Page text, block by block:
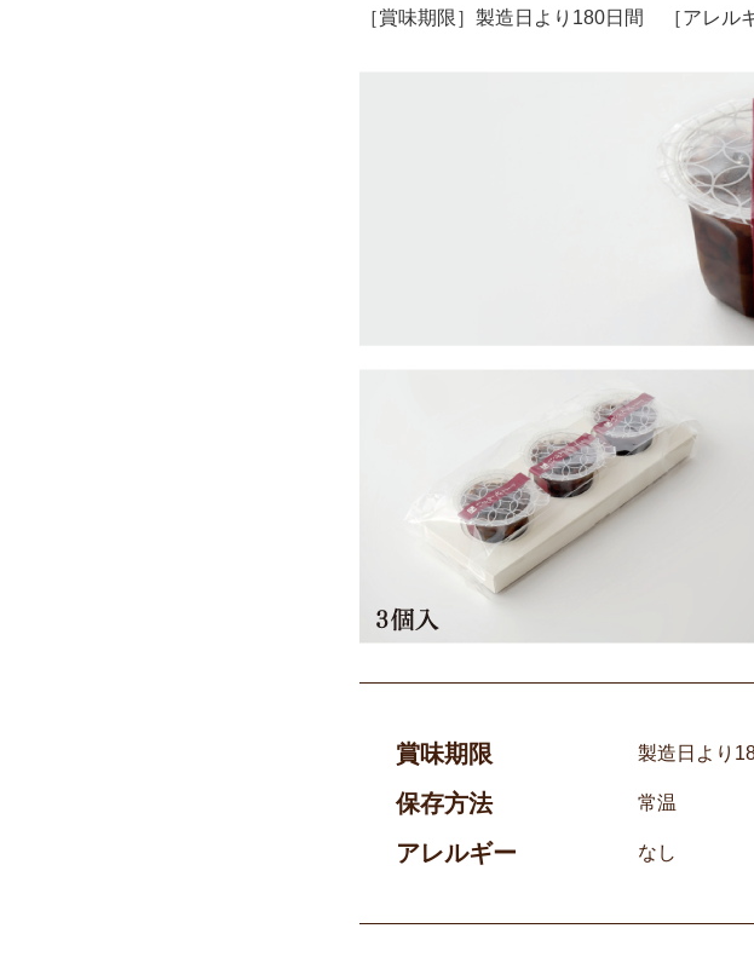
［賞味期限］製造日より180日間 ［アレ
賞味期限 製造日より
保存方法 常温
アレルギー なし